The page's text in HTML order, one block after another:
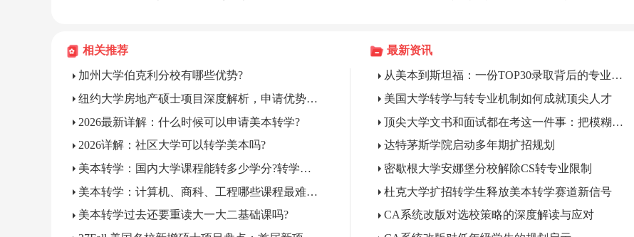
相关推荐 最新资讯
加州大学伯克利分校有哪些优势?
纽约大学房地产硕士项目深度解析，申请优势有哪些?
2026最新详解：什么时候可以申请美本转学?
2026详解：社区大学可以转学美本吗?
美本转学：国内大学课程能转多少学分?转学分少要多读一年怎么办?
美本转学：计算机、商科、工程哪些课程最难转学分?
美本转学过去还要重读大一大二基础课吗?
从美本到斯坦福：一份TOP30录取背后的专业支撑
美国大学转学与转专业机制如何成就顶尖人才
顶尖大学文书和面试都在考这一件事：把模糊关心变成精准问题
达特茅斯学院启动多年期扩招规划
密歇根大学安娜堡分校解除CS转专业限制
杜克大学扩招转学生释放美本转学赛道新信号
CA系统改版对选校策略的深度解读与应对